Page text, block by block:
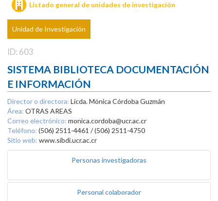
Listado general de unidades de investigación
Unidad de Investigación
ID: 603
SISTEMA BIBLIOTECA DOCUMENTACIÓN
E INFORMACIÓN
Director o directora: Licda. Mónica Córdoba Guzmán
Área: OTRAS AREAS
Correo electrónico: monica.cordoba@ucr.ac.cr
Teléfono: (506) 2511-4461 / (506) 2511-4750
Sitio web: www.sibdi.ucr.ac.cr
Personas investigadoras
Personal colaborador